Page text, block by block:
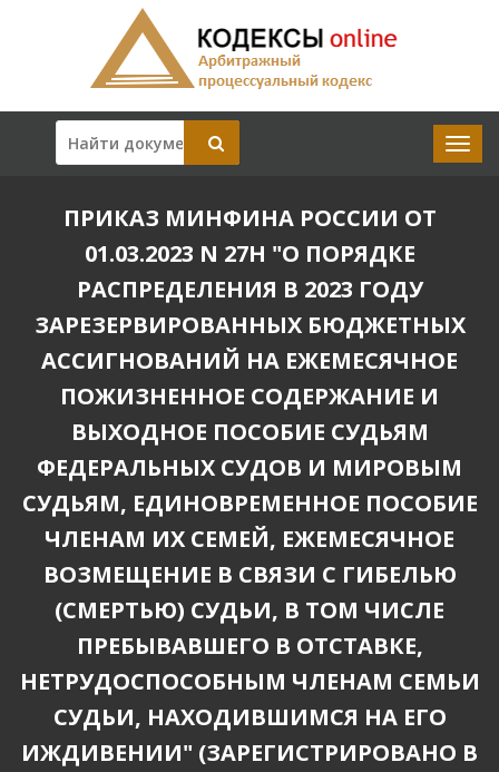
ПРИКАЗ МИНФИНА РОССИИ ОТ
01.03.2023 N 27Н "О ПОРЯДКЕ
РАСПРЕДЕЛЕНИЯ В 2023 ГОДУ
ЗАРЕЗЕРВИРОВАННЫХ БЮДЖЕТНЫХ
АССИГНОВАНИЙ НА ЕЖЕМЕСЯЧНОЕ
ПОЖИЗНЕННОЕ СОДЕРЖАНИЕ И
ВЫХОДНОЕ ПОСОБИЕ СУДЬЯМ
ФЕДЕРАЛЬНЫХ СУДОВ И МИРОВЫМ
СУДЬЯМ, ЕДИНОВРЕМЕННОЕ ПОСОБИЕ
ЧЛЕНАМ ИХ СЕМЕЙ, ЕЖЕМЕСЯЧНОЕ
ВОЗМЕЩЕНИЕ В СВЯЗИ С ГИБЕЛЬЮ
(СМЕРТЬЮ) СУДЬИ, В ТОМ ЧИСЛЕ
ПРЕБЫВАВШЕГО В ОТСТАВКЕ,
НЕТРУДОСПОСОБНЫМ ЧЛЕНАМ СЕМЬИ
СУДЬИ, НАХОДИВШИМСЯ НА ЕГО
ИЖДИВЕНИИ" (ЗАРЕГИСТРИРОВАНО В